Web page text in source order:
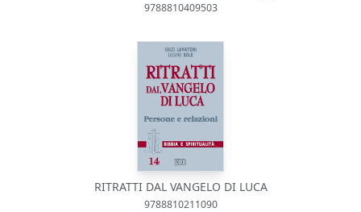
9788810409503
RITRATTI DAL VANGELO DI LUCA
9788810211090